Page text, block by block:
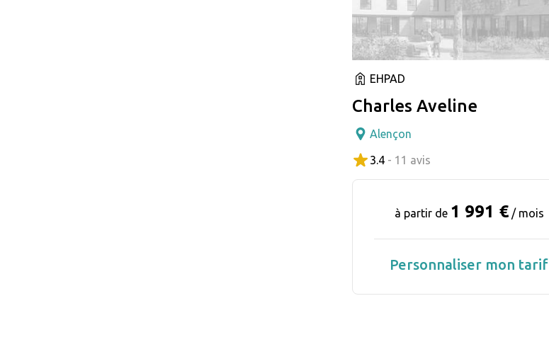
EHPAD
Charles Aveline
Alençon
3.4 - 11 avis
à partir de 1 991 € / mois
Personnaliser mon tarif